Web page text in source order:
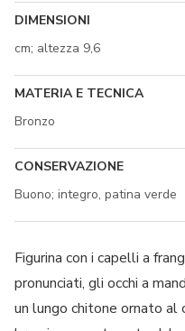
DIMENSIONI
cm; altezza 9,6
MATERIA E TECNICA
Bronzo
CONSERVAZIONE
Buono; integro, patina verde
Figurina con i capelli a
pronunciati, gli occhi a
un lungo chitone ornato